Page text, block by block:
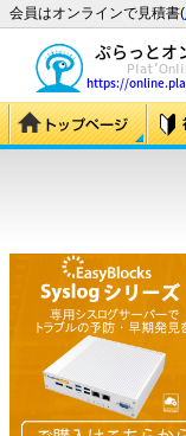
会員はオンラインで見積書(